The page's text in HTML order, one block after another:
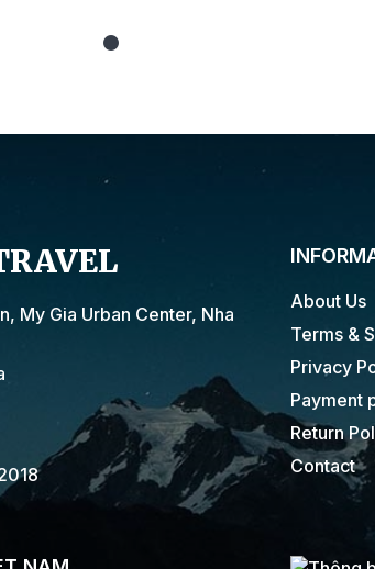
My Gia Urban Center, Nha
About Us
Terms &
Privacy
Payment
Return
Contact